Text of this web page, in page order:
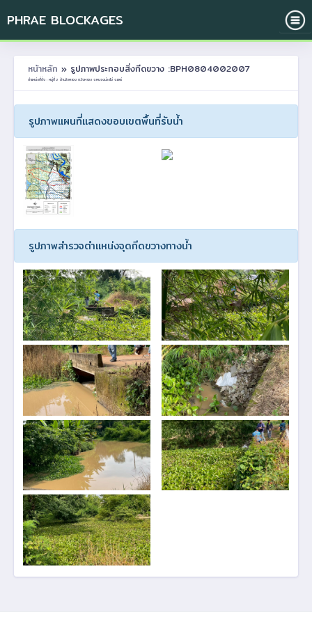
PHRAE BLOCKAGES
หน้าหลัก » รูปภาพประกอบสิ่งกีดขวาง :BPH0804002007
ตำแหน่งที่ตั้ง : หมู่ที่ 2 บ้านวังหลวง ต.วังหลวง อ.หนองม่วงไข่ จ.แพร่
รูปภาพแผนที่แสดงขอบเขตพื้นที่รับน้ำ
รูปภาพสำรวจตำแหน่งจุดกีดขวางทางน้ำ